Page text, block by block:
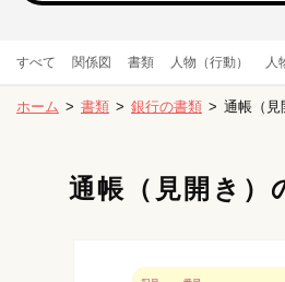
すべて 関係図 書類 人物（行動） 人
ホーム 書類 銀行の書類 通帳（見
通帳（見開き）